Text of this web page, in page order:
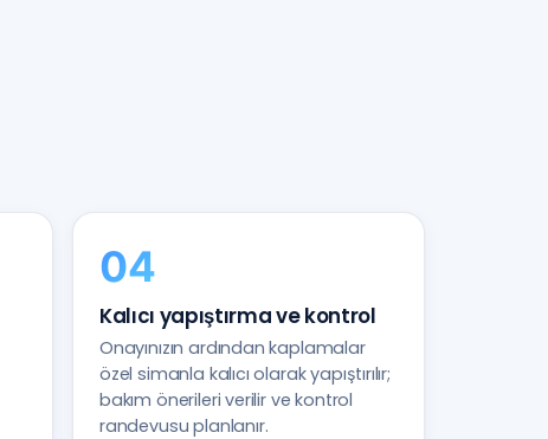
Kalıcı yapıştırma ve kontrol
Onayınızın ardından kaplamalar
özel simanla kalıcı olarak yapıştırılır;
bakım önerileri verilir ve kontrol
randevusu planlanır.